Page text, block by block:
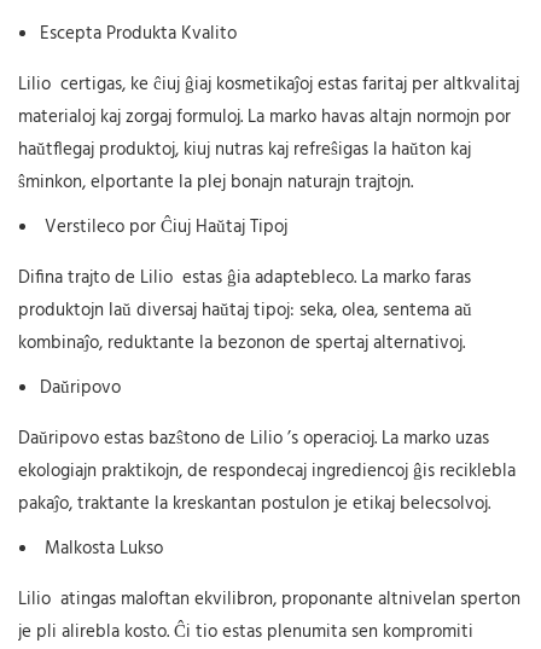
Escepta Produkta Kvalito
Lilio certigas, ke ĉiuj ĝiaj kosmetikaĵoj estas faritaj per altkvalitaj
materialoj kaj zorgaj formuloj. La marko havas altajn normojn por
haŭtflegaj produktoj, kiuj nutras kaj refreŝigas la haŭton kaj
ŝminkon, elportante la plej bonajn naturajn trajtojn.
Verstileco por Ĉiuj Haŭtaj Tipoj
Difina trajto de Lilio estas ĝia adaptebleco. La marko faras
produktojn laŭ diversaj haŭtaj tipoj: seka, olea, sentema aŭ
kombinaĵo, reduktante la bezonon de spertaj alternativoj.
Daŭripovo
Daŭripovo estas bazŝtono de Lilio’s operacioj. La marko uzas
ekologiajn praktikojn, de respondecaj ingrediencoj ĝis reciklebla
pakaĵo, traktante la kreskantan postulon je etikaj belecsolvoj.
Malkosta Lukso
Lilio atingas maloftan ekvilibron, proponante altnivelan sperton
je pli alirebla kosto. Ĉi tio estas plenumita sen kompromiti